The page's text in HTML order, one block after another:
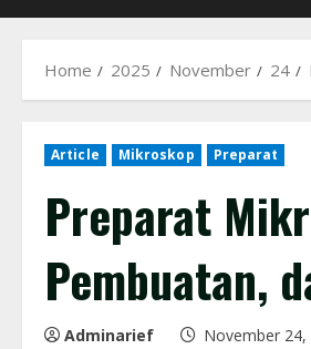
Home 2025 November 24
Article Mikroskop Preparat
Preparat
Pembuatan,
Adminarief November 24,